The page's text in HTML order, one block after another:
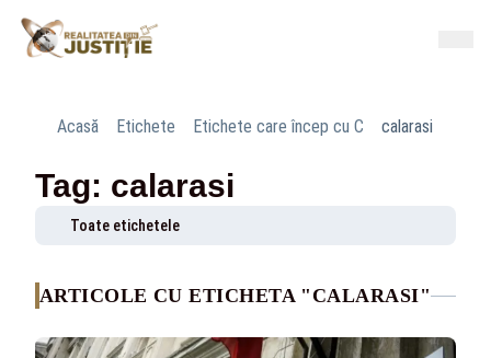
Acasă Etichete Etichete care încep cu C calarasi
Tag: calarasi
Toate etichetele
ARTICOLE CU ETICHETA "CALARASI"